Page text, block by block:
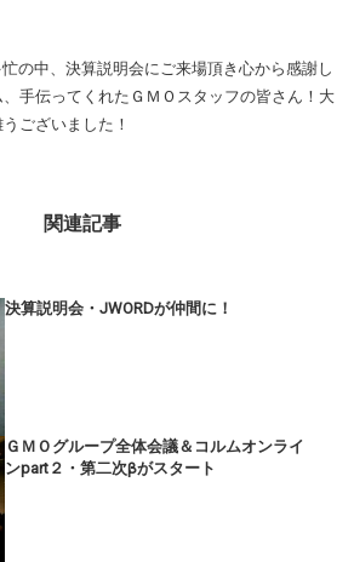
の中、決算説明会にご来場頂き心から感謝し
手伝ってくれたＧＭＯスタッフの皆さん！大
ございました！
関連記事
決算説明会・JWORDが仲間に！
ＧＭＯグループ全体会議＆コルムオンライ
ンpart２・第二次βがスタート